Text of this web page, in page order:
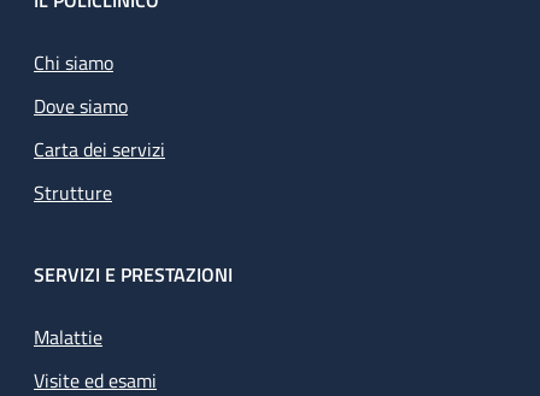
Chi siamo
Dove siamo
Carta dei servizi
Strutture
SERVIZI E PRESTAZIONI
Malattie
Visite ed esami